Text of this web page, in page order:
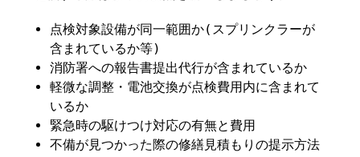
点検対象設備が同一範囲か(スプリンクラーが
含まれているか等)
消防署への報告書提出代行が含まれているか
軽微な調整・電池交換が点検費用内に含まれて
いるか
緊急時の駆けつけ対応の有無と費用
不備が見つかった際の修繕見積もりの提示方法